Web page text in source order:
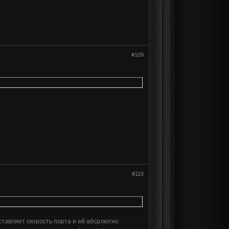
#109
#110
скорость порта и ей абсрлютно